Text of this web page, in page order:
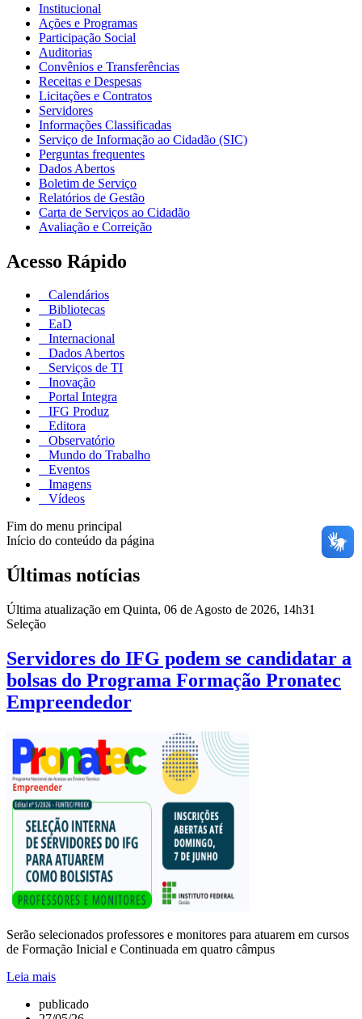
Institucional
Ações e Programas
Participação Social
Auditorias
Convênios e Transferências
Receitas e Despesas
Licitações e Contratos
Servidores
Informações Classificadas
Serviço de Informação ao Cidadão (SIC)
Perguntas frequentes
Dados Abertos
Boletim de Serviço
Relatórios de Gestão
Carta de Serviços ao Cidadão
Avaliação e Correição
Acesso Rápido
Calendários
Bibliotecas
EaD
Internacional
Dados Abertos
Serviços de TI
Inovação
Portal Integra
IFG Produz
Editora
Observatório
Mundo do Trabalho
Eventos
Imagens
Vídeos
Fim do menu principal
Início do conteúdo da página
Últimas notícias
Última atualização em Quinta, 06 de Agosto de 2026, 14h31
Seleção
Servidores do IFG podem se candidatar a
bolsas do Programa Formação Pronatec
Empreendedor
Serão selecionados professores e monitores para atuarem em cursos
de Formação Inicial e Continuada em quatro câmpus
Leia mais
publicado